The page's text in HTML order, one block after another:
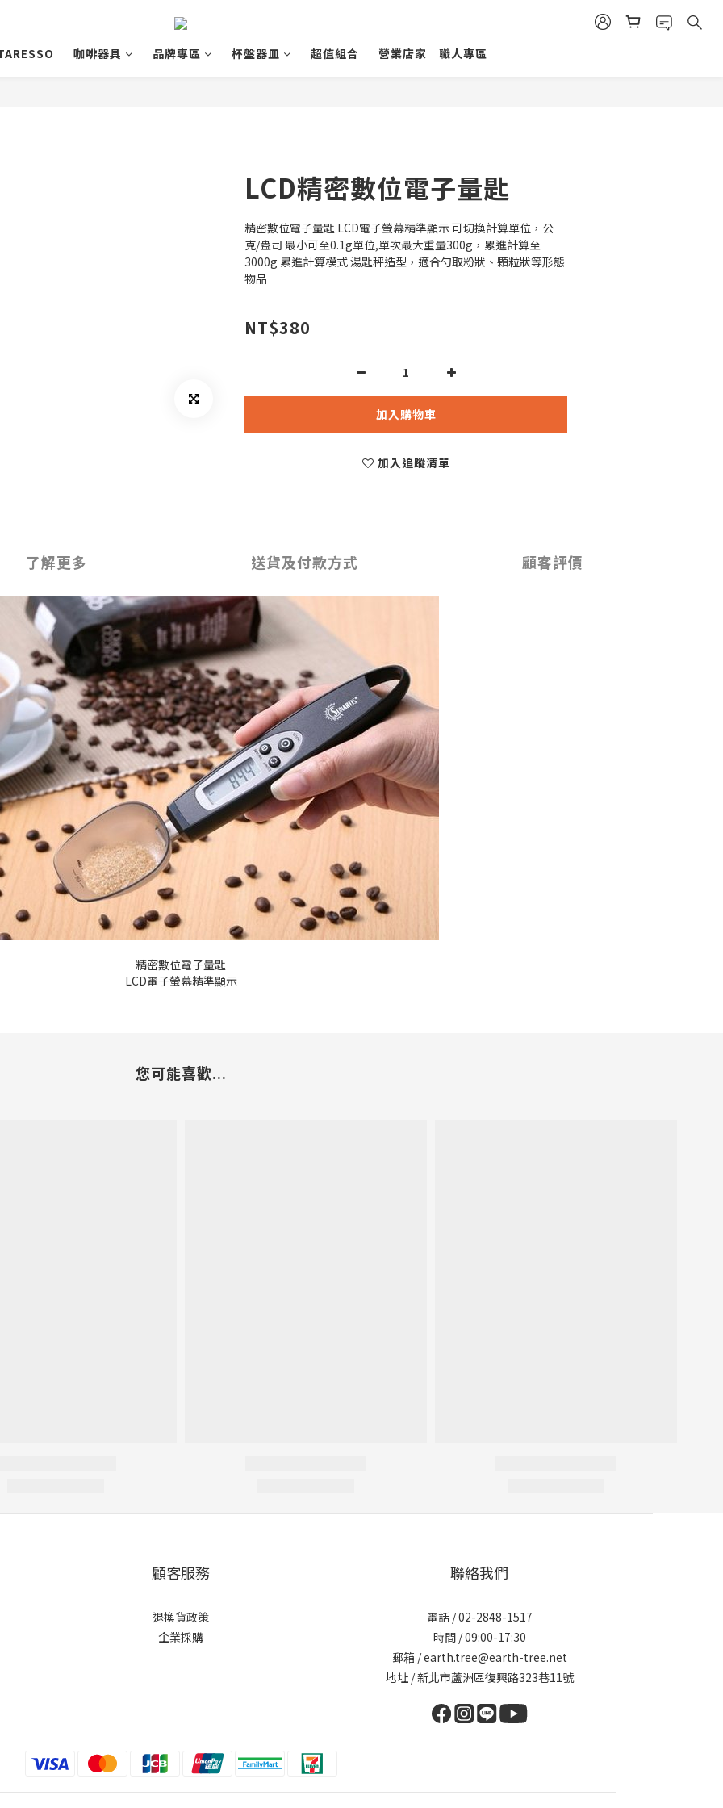
咖啡器具 品牌專區 杯盤器皿 超值組合 營業店家｜職人專區
LCD精密數位電子量匙
精密數位電子量匙 LCD電子螢幕精準顯示 可切換計算單位，公
克/盎司 最小可至0.1g單位,單次最大重量300g，累進計算至
3000g 累進計算模式 湯匙秤造型，適合勺取粉狀、顆粒狀等形態
物品
NT$380
加入購物車
加入追蹤清單
了解更多 送貨及付款方式 顧客評價
精密數位電子量匙
LCD電子螢幕精準顯示
您可能喜歡...
顧客服務
退換貨政策
企業採購
聯絡我們
電話 / 02-2848-1517
時間 / 09:00-17:30
郵箱 / earth.tree@earth-tree.net
地址 / 新北市蘆洲區復興路323巷11號